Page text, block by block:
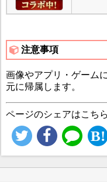
注意事項
画像やアプリ・ゲーム
元に帰属します。
ページのシェアはこち